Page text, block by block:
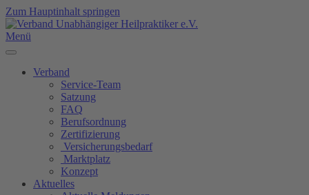
Zum Hauptinhalt springen
Menü
Verband
Service-Team
Satzung
FAQ
Berufsordnung
Zertifizierung
Versicherungsbedarf
Marktplatz
Konzept
Aktuelles